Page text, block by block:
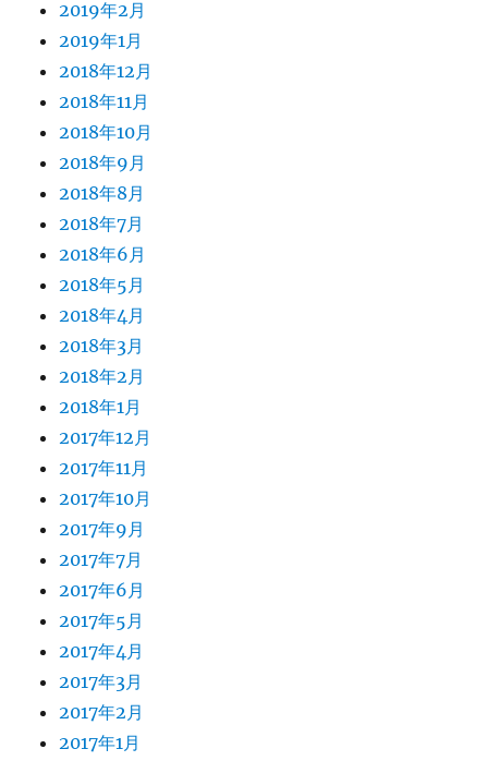
2019年2月
2019年1月
2018年12月
2018年11月
2018年10月
2018年9月
2018年8月
2018年7月
2018年6月
2018年5月
2018年4月
2018年3月
2018年2月
2018年1月
2017年12月
2017年11月
2017年10月
2017年9月
2017年7月
2017年6月
2017年5月
2017年4月
2017年3月
2017年2月
2017年1月